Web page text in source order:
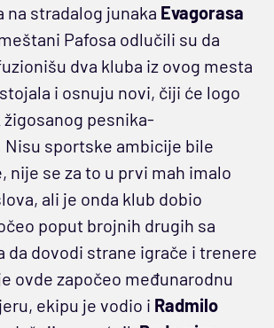
na stradalog junaka Evagorasa
Pafosa odlučili su da
dva kluba iz ovog mesta
i osnuju novi, čiji će logo
pesnika-
Nisu sportske ambicije bile
nije se za to u prvi mah imalo
ali je onda klub dobio
poput brojnih drugih sa
da dovodi strane igrače i trenere
ovde započeo međunarodnu
ekipu je vodio i Radmilo